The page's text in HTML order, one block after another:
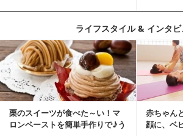
ライフスタイル & インタビ
栗のスイーツが食べた～い！マ
ロンペーストを簡単手作りで♪う
赤ちゃん
顔に、ベ